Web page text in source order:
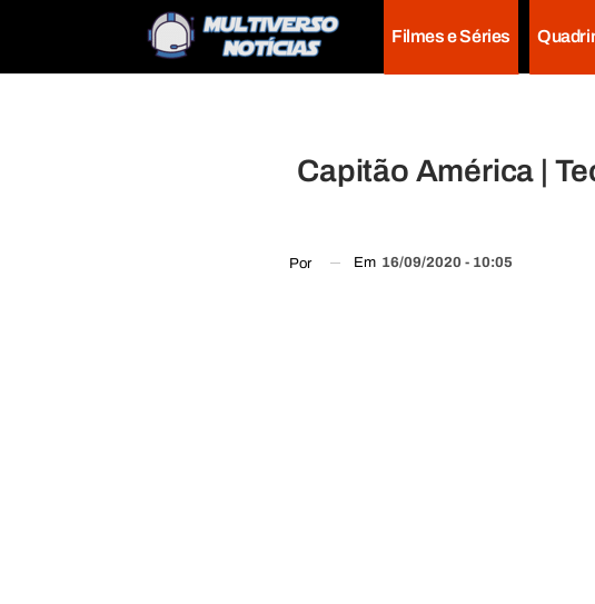
Filmes e Séries
Capitão América |
Por Em 16/09/2020 - 10:05